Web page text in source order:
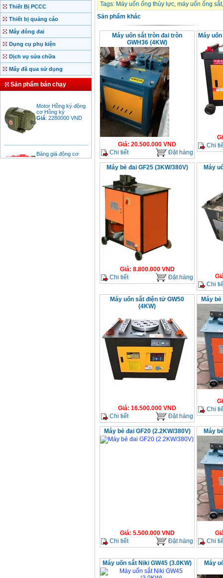
Thiết Bị PCCC
Thiết bị quảng cáo
Máy đóng đai
Dụng cụ phụ kiện
Dịch vụ sửa chữa
Máy đã qua sử dụng
Sản phẩm bán chạy
cơ Hồng ký
Giá:2280000
diesel đầu nổ diesel
Tags: Máy uốn ống thủy lực, máy uốn ống sắt
Sản phẩm khác
Máy uốn sắt tròn đai tròn
GWH36 (4KW)
Giá: 20.500.000 VND
Chi tiết
Đặt hàng
Máy
Chi
Máy bẻ đai GF25 (3KW/380V)
Giá: 8.800.000VND
Chi tiết
Đặt hàng
Máy
Chi
Máy uốn sắt điện tử GW50
(4KW)
Giá: 16.500.000 VND
Chi tiết
Đặt hàng
Máy
Chi
Máy bẻ đai GF20 (2.2KW/380V)
Giá: 5.500.000VND
Chi tiết
Đặt hàng
Máy
Chi
Máy uốn sắt Niki GW45 (3.0KW) Máy